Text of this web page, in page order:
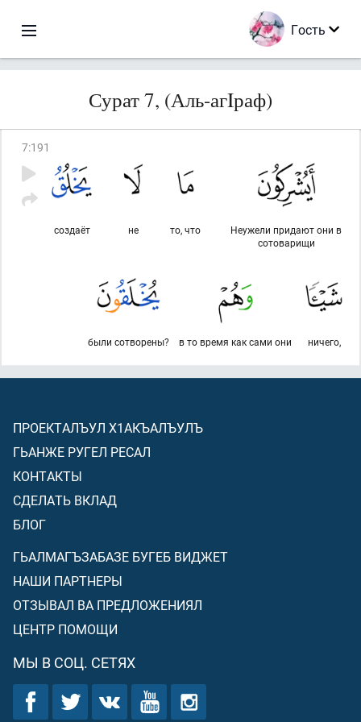
Гость
Сурат 7, (Аль-агIраф)
7:191
Неужели придают они в
сотоварищи
то, что
не
создаёт
ничего,
в то время как сами они
были сотворены?
ПРОЕКТАЛЪУЛ Х1АКЪАЛЪУЛЪ
ГЬАНЖЕ РУГЕЛ РЕСАЛ
КОНТАКТЫ
СДЕЛАТЬ ВКЛАД
БЛОГ
ГЬАЛМАГЪЗАБАЗЕ БУГЕБ ВИДЖЕТ
НАШИ ПАРТНЕРЫ
ОТЗЫВАЛ ВА ПРЕДЛОЖЕНИЯЛ
ЦЕНТР ПОМОЩИ
МЫ В СОЦ. СЕТЯХ